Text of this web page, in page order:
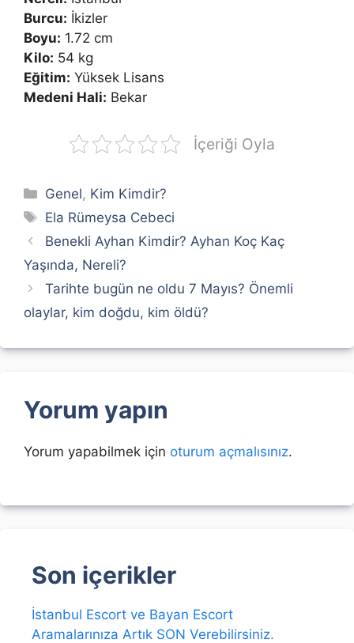
Burcu: İkizler
Boyu: 1.72 cm
Kilo: 54 kg
Eğitim: Yüksek Lisans
Medeni Hali: Bekar
İçeriği Oyla
Kategoriler
Genel, Kim Kimdir?
Etiketler
Ela Rümeysa Cebeci
Benekli Ayhan Kimdir? Ayhan Koç Kaç
Yaşında, Nereli?
Tarihte bugün ne oldu 7 Mayıs? Önemli
olaylar, kim doğdu, kim öldü?
Yorum yapın
Yorum yapabilmek için oturum açmalısınız.
Son içerikler
İstanbul Escort ve Bayan Escort
Aramalarınıza Artık SON Verebilirsiniz.